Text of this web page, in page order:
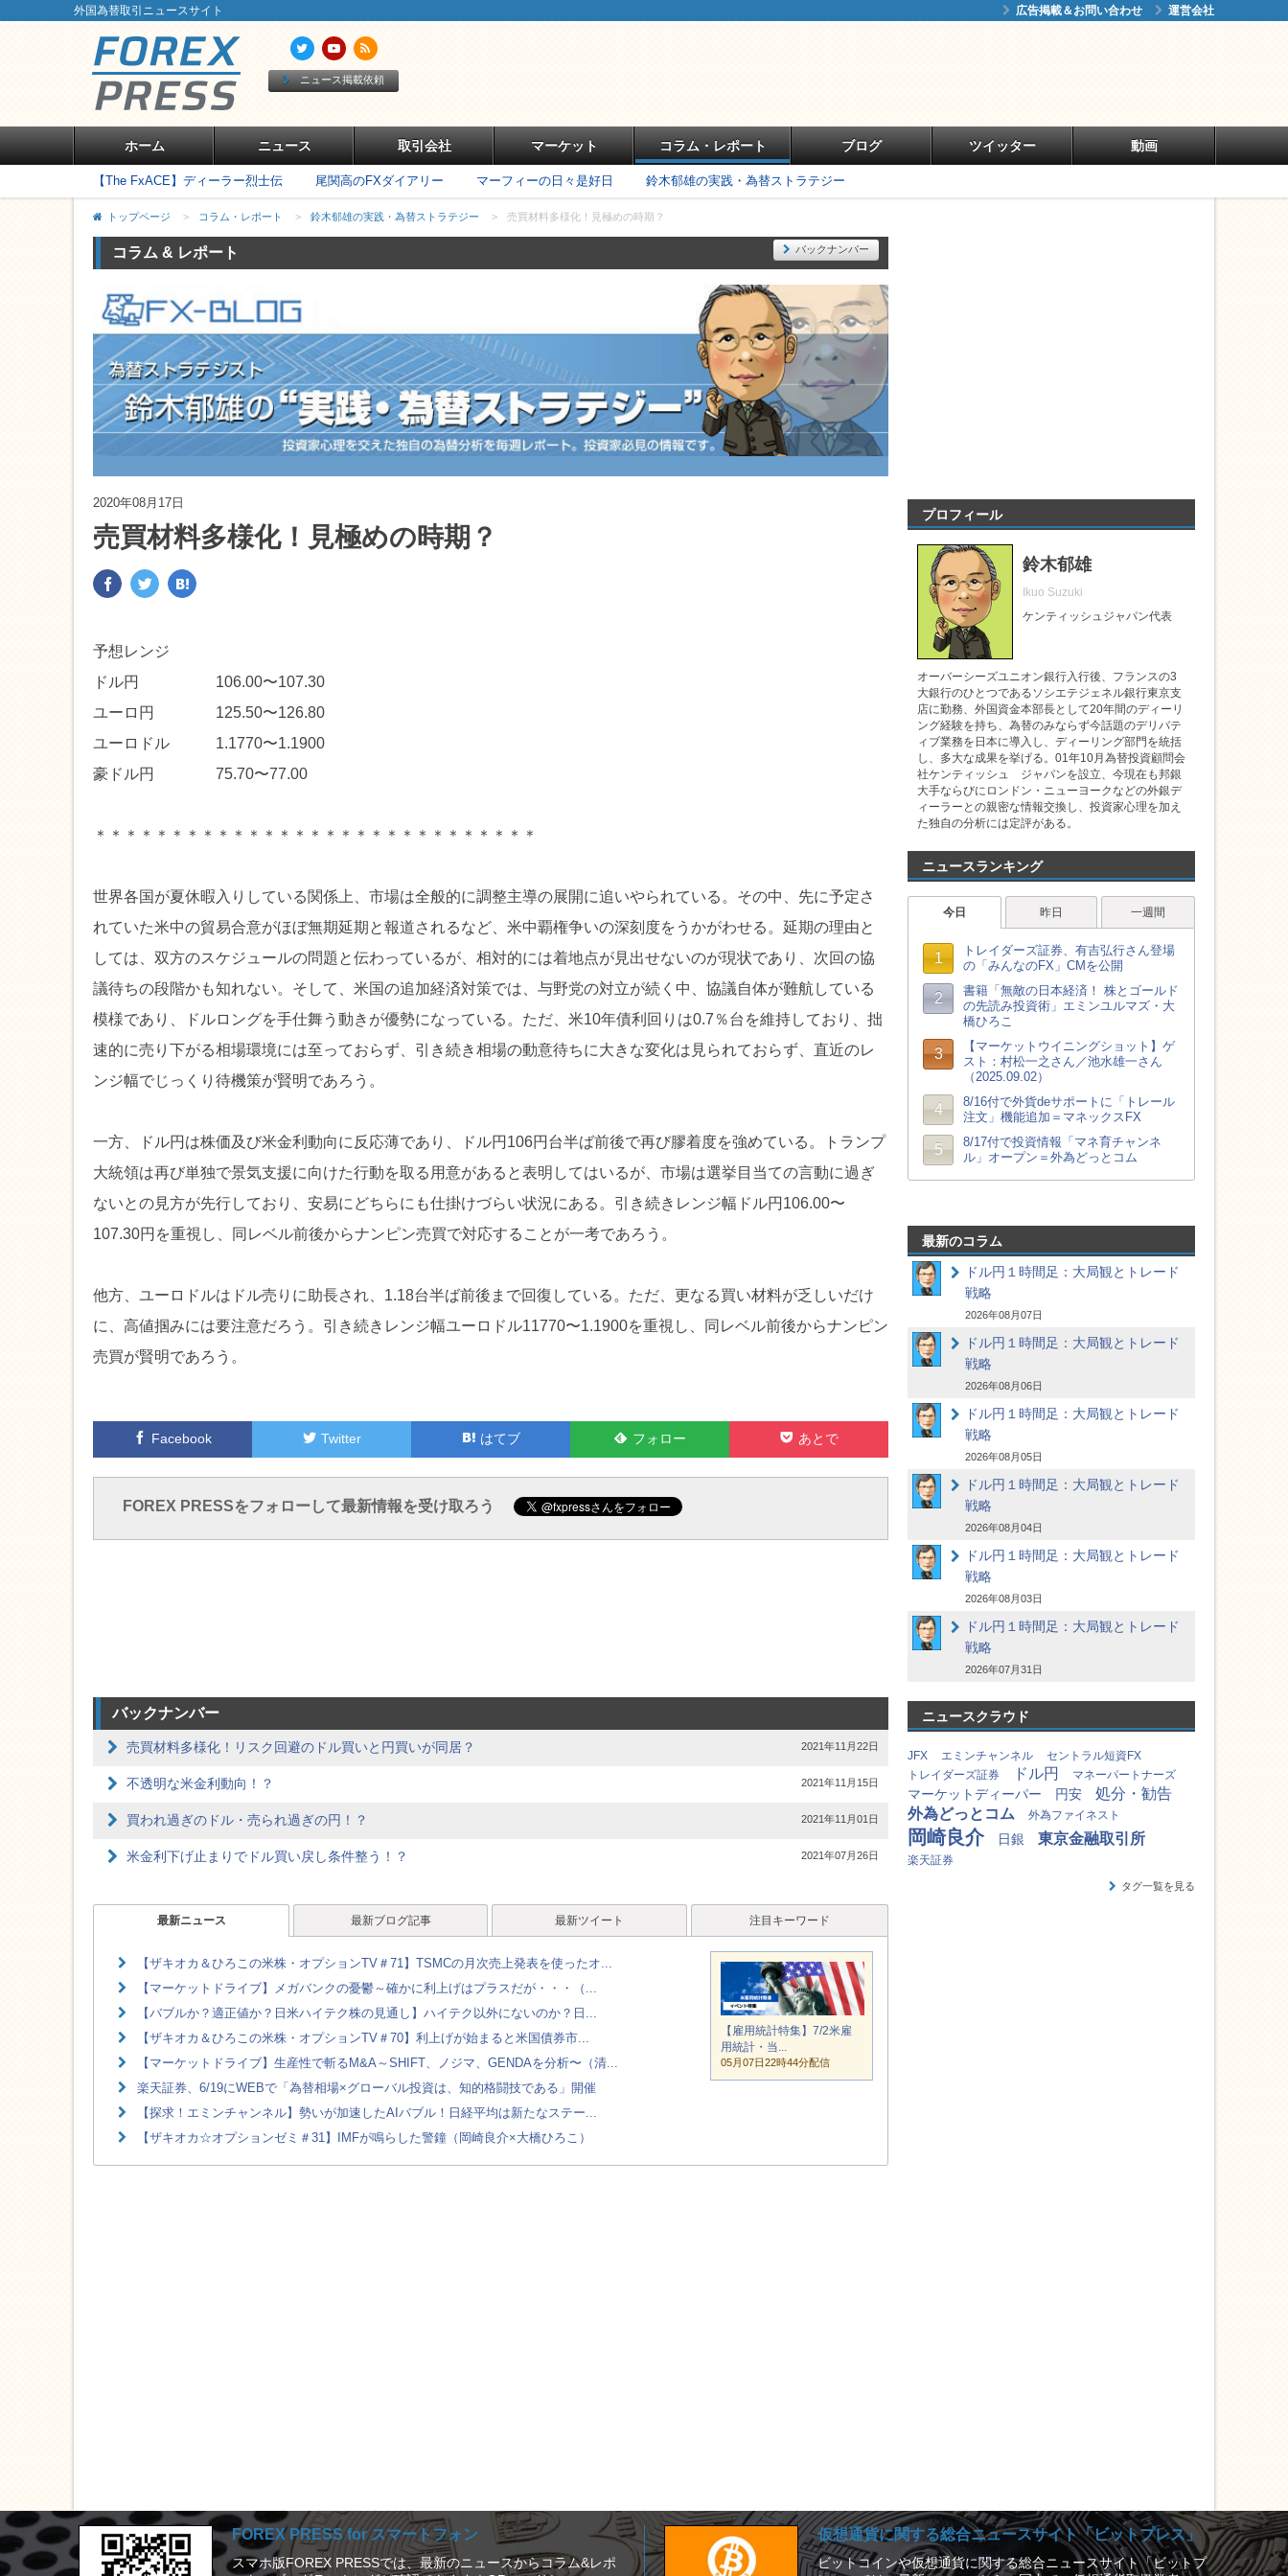
外国為替取引ニュースサイト 広告掲載＆お問い合わせ 運営会社
ニュース掲載依頼
ホーム ニュース 取引会社 マーケット コラム・レポート ブログ ツイッター 動画
【The FxACE】ディーラー烈士伝 尾関高のFXダイアリー マーフィーの日々是好日 鈴木郁雄の実践・為替ストラテジー
トップページ > コラム・レポート > 鈴木郁雄の実践・為替ストラテジー > 売買材料多様化！見極めの時期？
コラム & レポート バックナンバー
2020年08月17日
売買材料多様化！見極めの時期？
予想レンジ
ドル円 106.00〜107.30
ユーロ円 125.50〜126.80
ユーロドル 1.1770〜1.1900
豪ドル円 75.70〜77.00
＊＊＊＊＊＊＊＊＊＊＊＊＊＊＊＊＊＊＊＊＊＊＊＊＊＊＊＊＊
世界各国が夏休暇入りしている関係上、市場は全般的に調整主導の展開に追いやられている。その中、先に予定さ
れていた米中の貿易合意がほぼ無期延期と報道されるなど、米中覇権争いの深刻度をうかがわせる。延期の理由と
しては、双方のスケジュールの問題と伝わっているが、相対的には着地点が見出せないのが現状であり、次回の協
議待ちの段階かも知れない。そして、米国の追加経済対策では、与野党の対立が続く中、協議自体が難航している
模様であり、ドルロングを手仕舞う動きが優勢になっている。ただ、米10年債利回りは0.7％台を維持しており、拙
速的に売り下がる相場環境には至っておらず、引き続き相場の動意待ちに大きな変化は見られておらず、直近のレ
ンジ幅でじっくり待機策が賢明であろう。
一方、ドル円は株価及び米金利動向に反応薄であり、ドル円106円台半ば前後で再び膠着度を強めている。トランプ
大統領は再び単独で景気支援に向けた行動を取る用意があると表明してはいるが、市場は選挙目当ての言動に過ぎ
ないとの見方が先行しており、安易にどちらにも仕掛けづらい状況にある。引き続きレンジ幅ドル円106.00〜
107.30円を重視し、同レベル前後からナンピン売買で対応することが一考であろう。
他方、ユーロドルはドル売りに助長され、1.18台半ば前後まで回復している。ただ、更なる買い材料が乏しいだけ
に、高値掴みには要注意だろう。引き続きレンジ幅ユーロドル11770〜1.1900を重視し、同レベル前後からナンピン
売買が賢明であろう。
Facebook Twitter はてブ
Feedly
フォロー
Pocket
あとで
FOREX PRESSをフォローして最新情報を受け取ろう
バックナンバー
売買材料多様化！リスク回避のドル買いと円買いが同居？ 2021年11月22日
不透明な米金利動向！？ 2021年11月15日
買われ過ぎのドル・売られ過ぎの円！？ 2021年11月01日
米金利下げ止まりでドル買い戻し条件整う！？ 2021年07月26日
最新ニュース 最新ブログ記事 最新ツイート 注目キーワード
【ザキオカ＆ひろこの米株・オプションTV＃71】TSMCの月次売上発表を使ったオ...
【マーケットドライブ】メガバンクの憂鬱～確かに利上げはプラスだが・・・（...
【バブルか？適正値か？日米ハイテク株の見通し】ハイテク以外にないのか？日...
【ザキオカ＆ひろこの米株・オプションTV＃70】利上げが始まると米国債券市...
【マーケットドライブ】生産性で斬るM&A～SHIFT、ノジマ、GENDAを分析〜（清...
楽天証券、6/19にWEBで「為替相場×グローバル投資は、知的格闘技である」開催
【探求！エミンチャンネル】勢いが加速したAIバブル！日経平均は新たなステー...
【ザキオカ☆オプションゼミ＃31】IMFが鳴らした警鐘（岡崎良介×大橋ひろこ）
【雇用統計特集】7/2米雇
用統計・当...
05月07日22時44分配信
プロフィール
鈴木郁雄
Ikuo Suzuki
ケンティッシュジャパン代表
オーバーシーズユニオン銀行入行後、フランスの3
大銀行のひとつであるソシエテジェネル銀行東京支
店に勤務、外国資金本部長として20年間のディーリ
ング経験を持ち、為替のみならず今話題のデリバテ
ィブ業務を日本に導入し、ディーリング部門を統括
し、多大な成果を挙げる。01年10月為替投資顧問会
社ケンティッシュ ジャパンを設立、今現在も邦銀
大手ならびにロンドン・ニューヨークなどの外銀デ
ィーラーとの親密な情報交換し、投資家心理を加え
た独自の分析には定評がある。
ニュースランキング
最新のコラム
ドル円１時間足：大局観とトレード
戦略
2026年08月07日
ドル円１時間足：大局観とトレード
戦略
2026年08月06日
ドル円１時間足：大局観とトレード
戦略
2026年08月05日
ドル円１時間足：大局観とトレード
戦略
2026年08月04日
ドル円１時間足：大局観とトレード
戦略
2026年08月03日
ドル円１時間足：大局観とトレード
戦略
2026年07月31日
ニュースクラウド
JFX エミンチャンネル
セントラル短資FX
トレイダーズ証券
ドル円 マネーパートナーズ
マーケットディーパー 円安
処分・勧告
外為どっとコム
外為ファイネスト
岡崎良介 日銀 東京金融取引所
楽天証券
タグ一覧を見る
FOREX PRESS for スマートフォン
スマホ版FOREX PRESSでは、最新のニュースからコラム&レポ
仮想通貨に関する総合ニュースサイト「ビットプレス」
ビットコインや仮想通貨に関する総合ニュースサイト「ビットプ